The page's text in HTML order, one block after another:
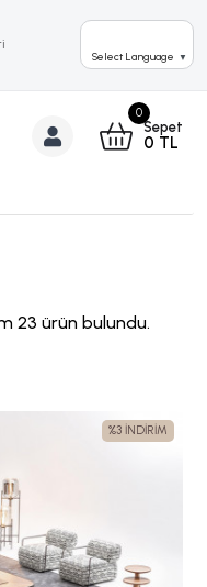
Select Language ▼
0
Sepet
0 TL
23 ürün bulundu.
%3 İNDİRİM